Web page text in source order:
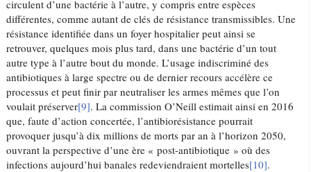
circulent d’une bactérie à l’autre, y compris entre espèces
différentes, comme autant de clés de résistance transmissibles. Une
résistance identifiée dans un foyer hospitalier peut ainsi se
retrouver, quelques mois plus tard, dans une bactérie d’un tout
autre type à l’autre bout du monde. L’usage indiscriminé des
antibiotiques à large spectre ou de dernier recours accélère ce
processus et peut finir par neutraliser les armes mêmes que l’on
voulait préserver[9]. La commission O’Neill estimait ainsi en 2016
que, faute d’action concertée, l’antibiorésistance pourrait
provoquer jusqu’à dix millions de morts par an à l’horizon 2050,
ouvrant la perspective d’une ère « post-antibiotique » où des
infections aujourd’hui banales redeviendraient mortelles[10].